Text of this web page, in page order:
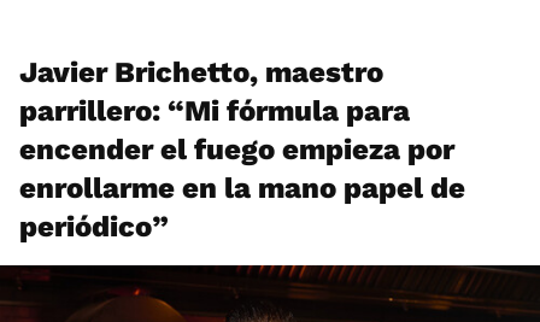
Javier Brichetto, maestro
parrillero: “Mi fórmula para
encender el fuego empieza por
enrollarme en la mano papel de
periódico”